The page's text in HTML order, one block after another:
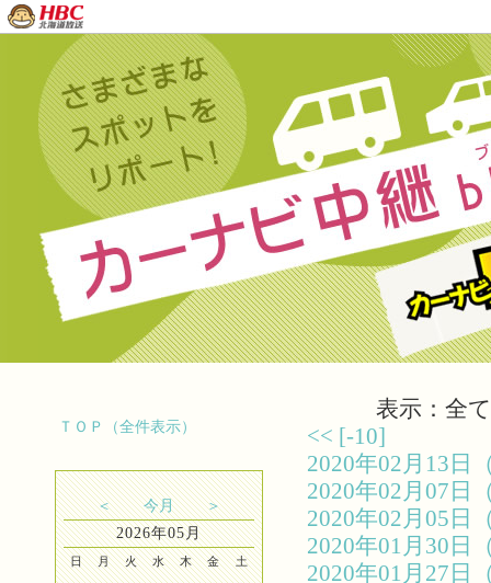
ＴＯＰ（全件表示）
＜ 今月
＞
2026年05月
日 月 火 水 木 金
土
表示：全て
<< [-10]
2020年02月13
2020年02月07
2020年02月05
2020年01月30
2020年01月27